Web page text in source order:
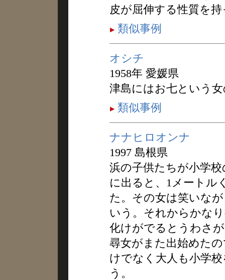
皮が屈伸する性質を
類似事例
オシチ
1958年 愛媛県
津島にはお七という
類似事例
ナナヒロオンナ
1997 島根県
浜の子供たちが小学
に出ると、1メートル
た。その女は笑いな
いう。それからかな
化けがでるとうわさ
尋女がまた出始めた
けでなく大人も小学
う。